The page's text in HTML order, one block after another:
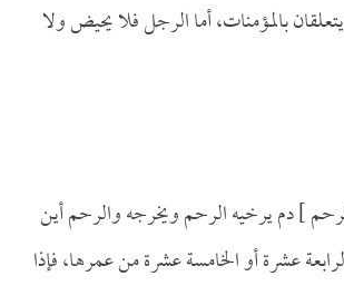
بالمؤمنات، أما الرجل فلا يحيض ولا
] دم يرخيه الرحم ويخرجه والرحم أين
عشرة أو الخامسة عشرة من عمرها، فإذا